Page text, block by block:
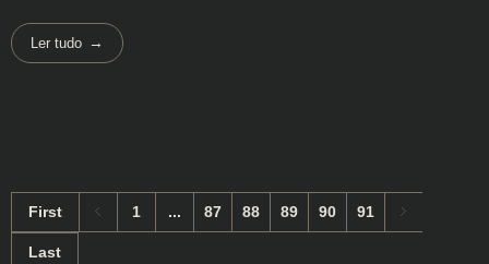
Ler tudo
First 1 ... 87 88 89 90 91
Last